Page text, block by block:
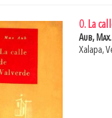
0. La
Aub, Max.
Xalapa,